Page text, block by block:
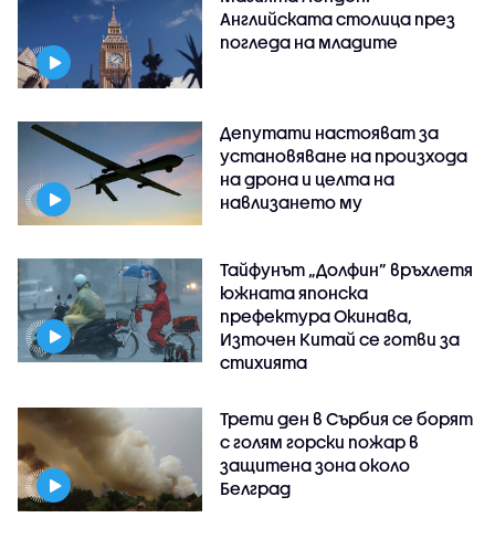
Английската столица през
погледа на младите
Депутати настояват за
установяване на произхода
на дрона и целта на
навлизането му
Тайфунът „Долфин” връхлетя
южната японска
префектура Окинава,
Източен Китай се готви за
стихията
Трети ден в Сърбия се борят
с голям горски пожар в
защитена зона около
Белград